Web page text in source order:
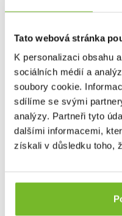
Tato webová stránka
K personalizaci obsahu
sociálních médií a
soubory cookie.
sdílíme se svými
analýzy. Partneři tyto
dalšími informacemi,
získali v důsledku toho,